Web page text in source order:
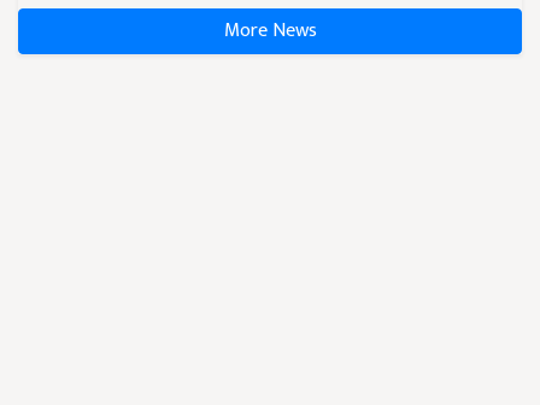
More News